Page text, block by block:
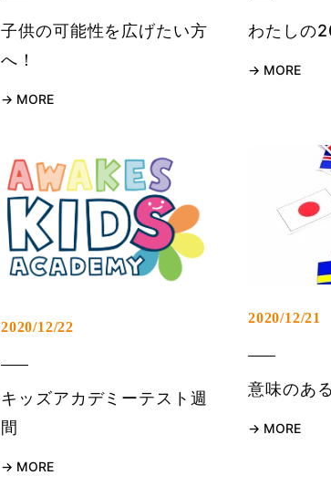
子供の可能性を広げたい方
へ！
MORE
わたしの
MORE
2020/12/22
キッズアカデミーテスト週
間
MORE
2020/12/21
意味のあ
MORE